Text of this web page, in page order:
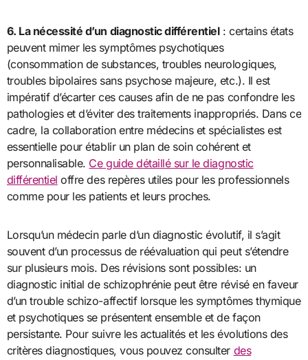
6. La nécessité d’un diagnostic différentiel: certains états
peuvent mimer les symptômes psychotiques
(consommation de substances, troubles neurologiques,
troubles bipolaires sans psychose majeure, etc.). Il est
impératif d’écarter ces causes afin de ne pas confondre les
pathologies et d’éviter des traitements inappropriés. Dans ce
cadre, la collaboration entre médecins et spécialistes est
essentielle pour établir un plan de soin cohérent et
personnalisable. Ce guide détaillé sur le diagnostic
différentiel offre des repères utiles pour les professionnels
comme pour les patients et leurs proches.
Lorsqu’un médecin parle d’un diagnostic évolutif, il s’agit
souvent d’un processus de réévaluation qui peut s’étendre
sur plusieurs mois. Des révisions sont possibles: un
diagnostic initial de schizophrénie peut être révisé en faveur
d’un trouble schizo-affectif lorsque les symptômes thymique
et psychotiques se présentent ensemble et de façon
persistante. Pour suivre les actualités et les évolutions des
critères diagnostiques, vous pouvez consulter des